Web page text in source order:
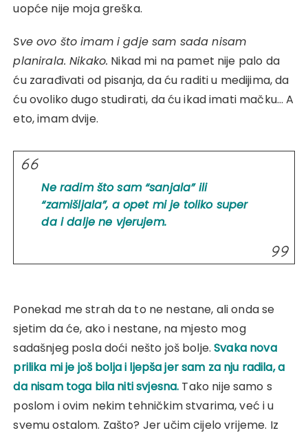
uopće nije moja greška.
Sve ovo što imam i gdje sam sada nisam
planirala. Nikako. Nikad mi na pamet nije palo da
ću zarađivati od pisanja, da ću raditi u medijima, da
ću ovoliko dugo studirati, da ću ikad imati mačku… A
eto, imam dvije.
Ne radim što sam “sanjala” ili
“zamišljala”, a opet mi je toliko super
da i dalje ne vjerujem.
Ponekad me strah da to ne nestane, ali onda se
sjetim da će, ako i nestane, na mjesto mog
sadašnjeg posla doći nešto još bolje.Svaka nova
prilika mi je još bolja i ljepša jer sam za nju radila, a
da nisam toga bila niti svjesna. Tako nije samo s
poslom i ovim nekim tehničkim stvarima, već i u
svemu ostalom. Zašto? Jer učim cijelo vrijeme. Iz